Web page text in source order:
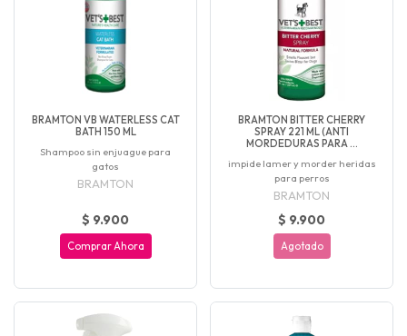
BRAMTON VB WATERLESS CAT
BATH 150 ML
Shampoo sin enjuague para
gatos
BRAMTON
$ 9.900
Comprar Ahora
BRAMTON BITTER CHERRY
SPRAY 221 ML (ANTI
MORDEDURAS PARA ...
impide lamer y morder heridas
para perros
BRAMTON
$ 9.900
Agotado